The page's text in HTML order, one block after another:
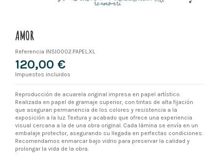
AMOR
Referencia INSI0002.PAPEL.XL
120,00 €
Impuestos incluidos
Reproducción de acuarela original impresa en papel artístico.
Realizada en papel de gramaje superior, con tintas de alta fijación
que aseguran permanencia de los colores y resistencia a la
exposición a la luz. Textura y acabado que ofrece una experiencia
visual cercana a la de una obra original. Cada lámina se envía en un
embalaje protector, asegurando su llegada en perfectas condiciones.
Recomendamos enmarcar bajo vidrio para preservar la calidad y
prolongar la vida de la obra.